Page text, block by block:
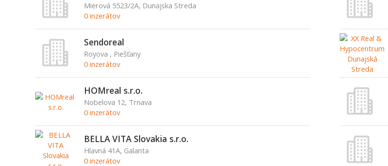
Mierová 5523/2A, Dunajska Streda
0 inzerátov
Sendoreal
Royova , Piešťany
0 inzerátov
HOMreal s.r.o.
Nobelova 12, Trnava
0 inzerátov
BELLA VITA Slovakia s.r.o.
Hlavná 41A, Galanta
0 inzerátov